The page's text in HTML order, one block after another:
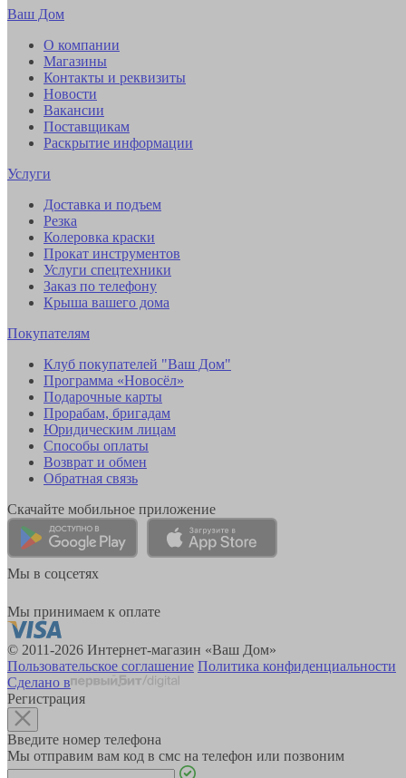
Ваш Дом
О компании
Магазины
Контакты и реквизиты
Новости
Вакансии
Поставщикам
Раскрытие информации
Услуги
Доставка и подъем
Резка
Колеровка краски
Прокат инструментов
Услуги спецтехники
Заказ по телефону
Крыша вашего дома
Покупателям
Клуб покупателей "Ваш Дом"
Программа «Новосёл»
Подарочные карты
Прорабам, бригадам
Юридическим лицам
Способы оплаты
Возврат и обмен
Обратная связь
Скачайте мобильное приложение
Мы в соцсетях
Мы принимаем к оплате
© 2011-2026 Интернет-магазин «Ваш Дом»
Пользовательское соглашение Политика конфиденциальности
Сделано в
Регистрация
Введите номер телефона
Мы отправим вам код в смс на телефон или позвоним